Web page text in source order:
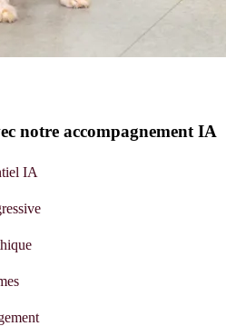
notre accompagnement IA
IA